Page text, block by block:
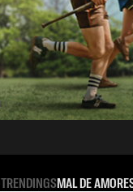
TRENDINGSMAL DE